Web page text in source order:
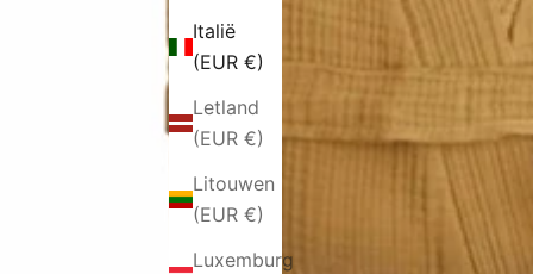
Italië
(EUR €)
Letland
(EUR €)
Litouwen
(EUR €)
Luxemburg